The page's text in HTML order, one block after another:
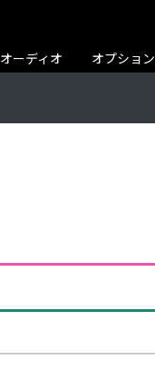
オーディオ オプション